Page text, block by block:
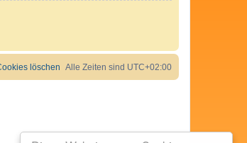
Alle Zeiten sind UTC+02:00
löschen